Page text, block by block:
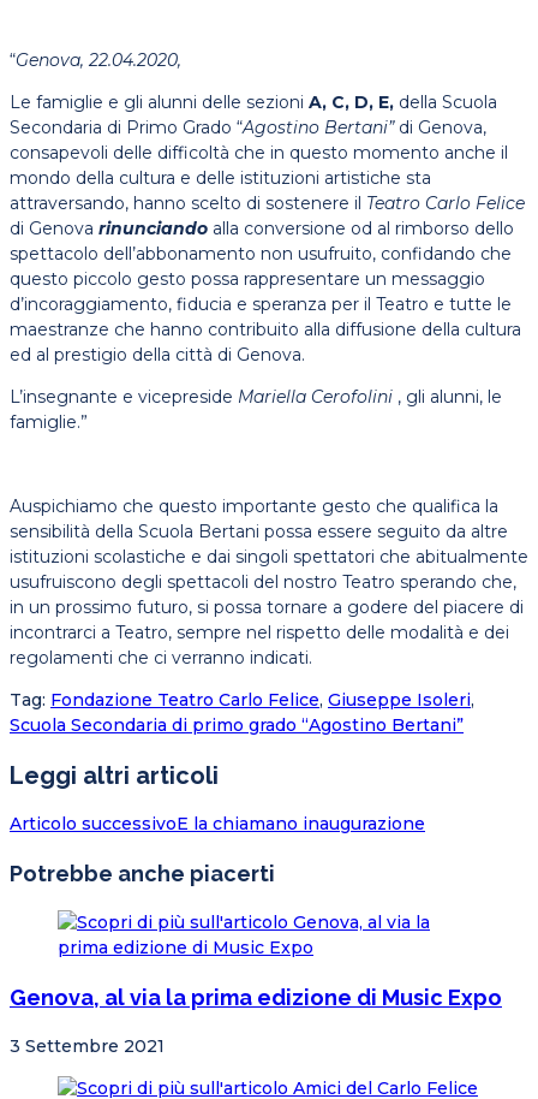
“Genova, 22.04.2020,
Le famiglie e gli alunni delle sezioni A, C, D, E, della Scuola
Secondaria di Primo Grado “Agostino Bertani” di Genova,
consapevoli delle difficoltà che in questo momento anche il
mondo della cultura e delle istituzioni artistiche sta
attraversando, hanno scelto di sostenere il Teatro Carlo Felice
di Genova rinunciando alla conversione od al rimborso dello
spettacolo dell’abbonamento non usufruito, confidando che
questo piccolo gesto possa rappresentare un messaggio
d’incoraggiamento, fiducia e speranza per il Teatro e tutte le
maestranze che hanno contribuito alla diffusione della cultura
ed al prestigio della città di Genova.
L’insegnante e vicepreside Mariella Cerofolini , gli alunni, le
famiglie.”
Auspichiamo che questo importante gesto che qualifica la
sensibilità della Scuola Bertani possa essere seguito da altre
istituzioni scolastiche e dai singoli spettatori che abitualmente
usufruiscono degli spettacoli del nostro Teatro sperando che,
in un prossimo futuro, si possa tornare a godere del piacere di
incontrarci a Teatro, sempre nel rispetto delle modalità e dei
regolamenti che ci verranno indicati.
Tag: Fondazione Teatro Carlo Felice, Giuseppe Isoleri,
Scuola Secondaria di primo grado “Agostino Bertani”
Leggi altri articoli
Articolo successivoE la chiamano inaugurazione
Potrebbe anche piacerti
Genova, al via la prima edizione di Music Expo
3 Settembre 2021